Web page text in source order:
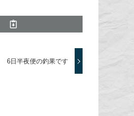
6日半夜便の釣果です